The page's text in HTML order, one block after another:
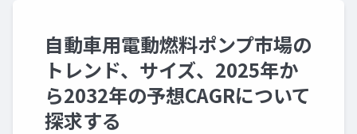
自動車用電動燃料ポンプ市場の
トレンド、サイズ、2025年か
ら2032年の予想CAGRについて
探求する